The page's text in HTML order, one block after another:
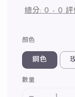
總分: 0 - 0 評
顏色
鋼色
數量